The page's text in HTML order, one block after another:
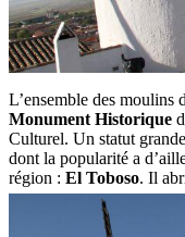
L’ensemble des moulins
Monument Historique
Culturel. Un statut
dont la popularité a
région : El Toboso. Il